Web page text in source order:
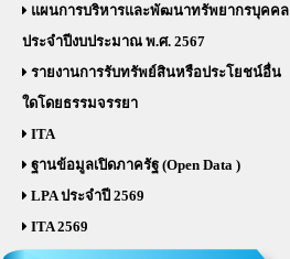
แผนการบริหารและพัฒนาทรัพยากรบุคคล
ประจำปีงบประมาณ พ.ศ. 2567
รายงานการรับทรัพย์สินหรือประโยชน์อื่น
ใดโดยธรรมจรรยา
ITA
ฐานข้อมูลเปิดภาครัฐ (Open Data )
LPA ประจำปี 2569
ITA 2569